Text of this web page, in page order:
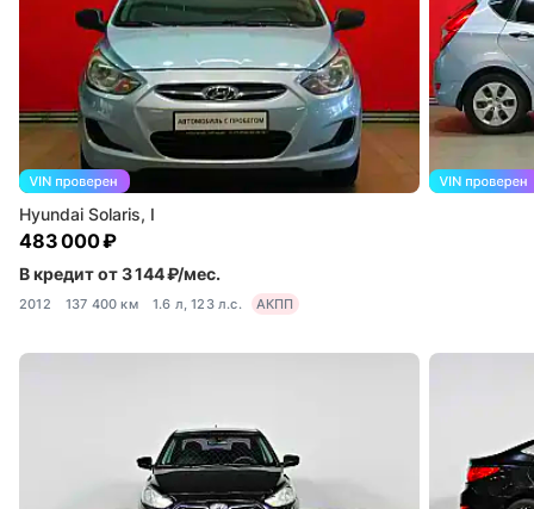
Hyundai Solaris, I
483 000 ₽
В кредит от 3 144 ₽/мес.
2012 137 400 км 1.6 л, 123 л.с. АКПП